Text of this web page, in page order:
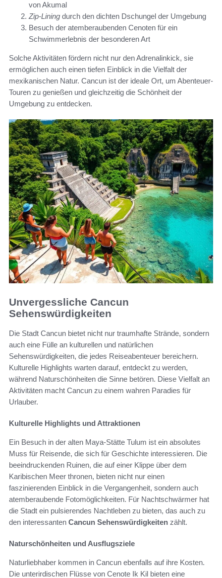
von Akumal
Zip-Lining durch den dichten Dschungel der Umgebung
Besuch der atemberaubenden Cenoten für ein
Schwimmerlebnis der besonderen Art
Solche Aktivitäten fördern nicht nur den Adrenalinkick, sie
ermöglichen auch einen tiefen Einblick in die Vielfalt der
mexikanischen Natur. Cancun ist der ideale Ort, um Abenteuer-
Touren zu genießen und gleichzeitig die Schönheit der
Umgebung zu entdecken.
Unvergessliche Cancun
Sehenswürdigkeiten
Die Stadt Cancun bietet nicht nur traumhafte Strände, sondern
auch eine Fülle an kulturellen und natürlichen
Sehenswürdigkeiten, die jedes Reiseabenteuer bereichern.
Kulturelle Highlights warten darauf, entdeckt zu werden,
während Naturschönheiten die Sinne betören. Diese Vielfalt an
Aktivitäten macht Cancun zu einem wahren Paradies für
Urlauber.
Kulturelle Highlights und Attraktionen
Ein Besuch in der alten Maya-Stätte Tulum ist ein absolutes
Muss für Reisende, die sich für Geschichte interessieren. Die
beeindruckenden Ruinen, die auf einer Klippe über dem
Karibischen Meer thronen, bieten nicht nur einen
faszinierenden Einblick in die Vergangenheit, sondern auch
atemberaubende Fotomöglichkeiten. Für Nachtschwärmer hat
die Stadt ein pulsierendes Nachtleben zu bieten, das auch zu
den interessanten Cancun Sehenswürdigkeiten zählt.
Naturschönheiten und Ausflugsziele
Naturliebhaber kommen in Cancun ebenfalls auf ihre Kosten.
Die unterirdischen Flüsse von Cenote Ik Kil bieten eine